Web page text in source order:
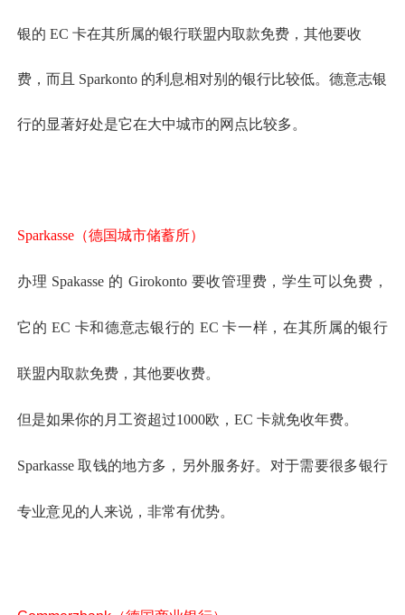
银的 EC 卡在其所属的银行联盟内取款免费，其他要收
费，而且 Sparkonto 的利息相对别的银行比较低。德意志银
行的显著好处是它在大中城市的网点比较多。
Sparkasse（德国城市储蓄所）
办理 Spakasse 的 Girokonto 要收管理费，学生可以免费，
它的 EC 卡和德意志银行的 EC 卡一样，在其所属的银行
联盟内取款免费，其他要收费。
但是如果你的月工资超过1000欧，EC 卡就免收年费。
Sparkasse 取钱的地方多，另外服务好。对于需要很多银行
专业意见的人来说，非常有优势。